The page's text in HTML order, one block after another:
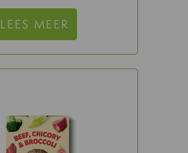
LEES MEER